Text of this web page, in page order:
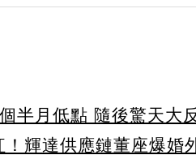
半月低點 隨後驚天大
！輝達供應鏈董座爆婚